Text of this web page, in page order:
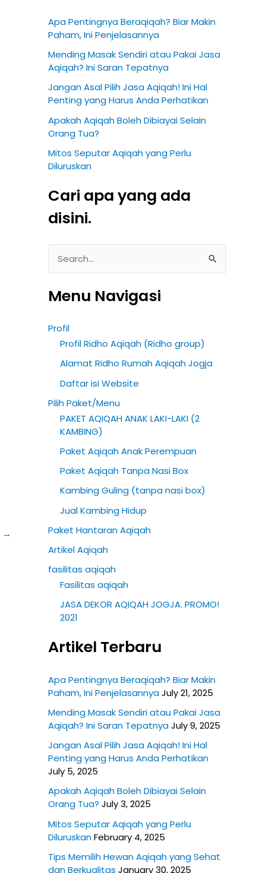
→
Apa Pentingnya Beraqiqah? Biar Makin
Paham, Ini Penjelasannya
Mending Masak Sendiri atau Pakai Jasa
Aqiqah? Ini Saran Tepatnya
Jangan Asal Pilih Jasa Aqiqah! Ini Hal
Penting yang Harus Anda Perhatikan
Apakah Aqiqah Boleh Dibiayai Selain
Orang Tua?
Mitos Seputar Aqiqah yang Perlu
Diluruskan
Cari apa yang ada
disini.
a
c
r
Menu Navigasi
Profil
Profil Ridho Aqiqah (Ridho group)
Alamat Ridho Rumah Aqiqah Jogja
Daftar isi Website
Pilih Paket/Menu
PAKET AQIQAH ANAK LAKI-LAKI (2
KAMBING)
Paket Aqiqah Anak Perempuan
Paket Aqiqah Tanpa Nasi Box
Kambing Guling (tanpa nasi box)
Jual Kambing Hidup
Paket Hantaran Aqiqah
Artikel Aqiqah
fasilitas aqiqah
Fasilitas aqiqah
JASA DEKOR AQIQAH JOGJA. PROMO!
2021
Artikel Terbaru
Apa Pentingnya Beraqiqah? Biar Makin
Paham, Ini PenjelasannyaJuly 21, 2025
Mending Masak Sendiri atau Pakai Jasa
Aqiqah? Ini Saran TepatnyaJuly 9, 2025
Jangan Asal Pilih Jasa Aqiqah! Ini Hal
Penting yang Harus Anda Perhatikan
July 5, 2025
Apakah Aqiqah Boleh Dibiayai Selain
Orang Tua? July 3, 2025
Mitos Seputar Aqiqah yang Perlu
DiluruskanFebruary 4, 2025
Tips Memilih Hewan Aqiqah yang Sehat
dan Berkualitas January 30, 2025